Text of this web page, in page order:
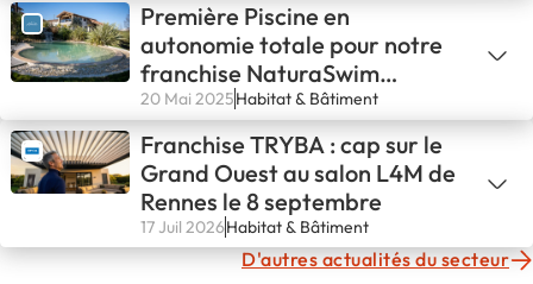
Première Piscine en
autonomie totale pour notre
franchise NaturaSwim
d’Avignon !💪
20 Mai 2025Habitat & Bâtiment
Franchise TRYBA : cap sur le
Grand Ouest au salon L4M de
Rennes le 8 septembre
17 Juil 2026Habitat & Bâtiment
D'autres actualités du secteur